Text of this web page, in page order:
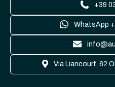
+39
WhatsApp
Via Liancourt, 62